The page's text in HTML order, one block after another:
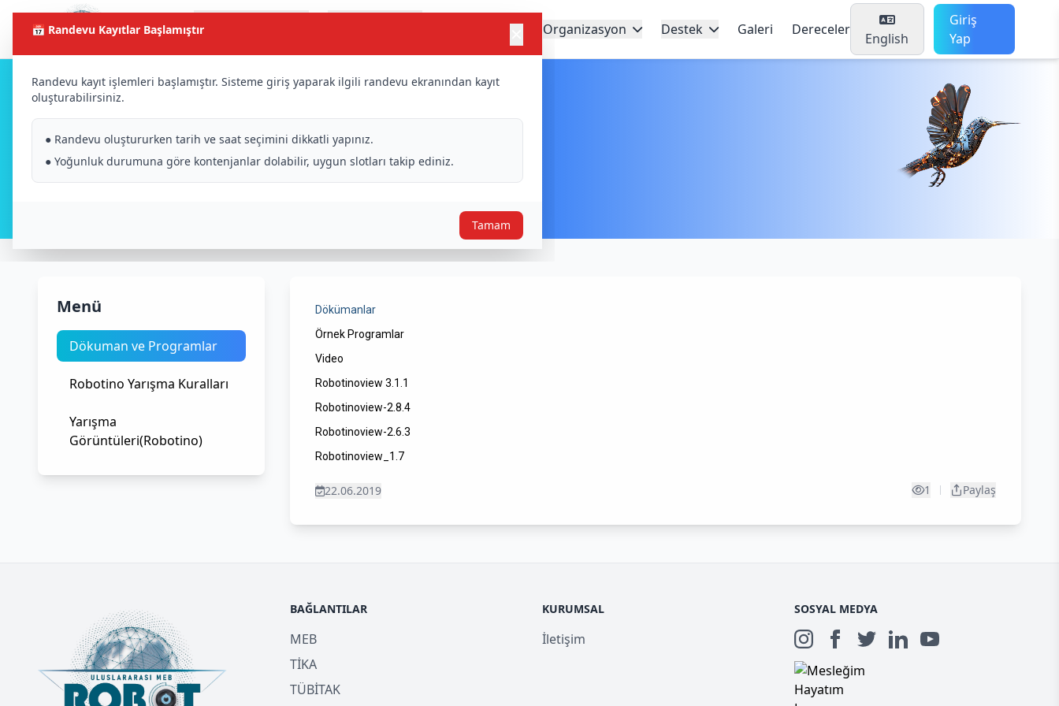
📅 Randevu Kayıtlar Başlamıştır
Randevu kayıt işlemleri başlamıştır. Sisteme giriş yaparak ilgili randevu ekranından kayıt
oluşturabilirsiniz.
● Randevu oluştururken tarih ve saat seçimini dikkatli yapınız.
● Yoğunluk durumuna göre kontenjanlar dolabilir, uygun slotları takip ediniz.
Tamam
Anasayfa Organizasyon Destek Galeri Dereceler
English
Giriş
Yap
Dökuman ve Programlar
Menü
Dökuman ve Programlar
Robotino Yarışma Kuralları
Yarışma
Görüntüleri(Robotino)
Dökümanlar
Örnek Programlar
Video
Robotinoview 3.1.1
Robotinoview-2.8.4
Robotinoview-2.6.3
Robotinoview_1.7
22.06.2019 1 Paylaş
BAĞLANTILAR
MEB
TİKA
TÜBİTAK
KURUMSAL
İletişim
SOSYAL MEDYA